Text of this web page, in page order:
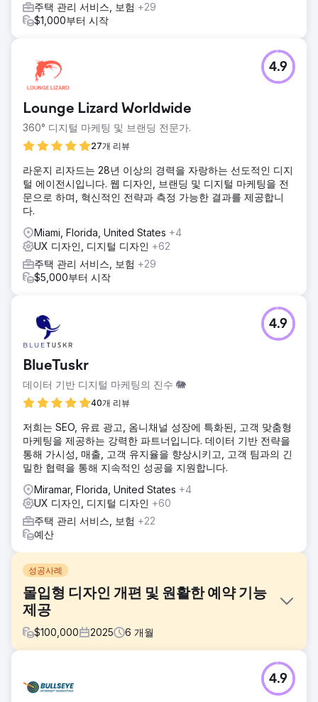
주택 관리 서비스, 보험 +29
$1,000부터 시작
Lounge Lizard Worldwide
360° 디지털 마케팅 및 브랜딩 전문가.
27개 리뷰
4.9
라운지 리자드는 28년 이상의 경력을 자랑하는 선도적인 디지
털 에이전시입니다. 웹 디자인, 브랜딩 및 디지털 마케팅을 전
문으로 하며, 혁신적인 전략과 측정 가능한 결과를 제공합니
다.
Miami, Florida, United States +4
UX 디자인, 디지털 디자인 +62
주택 관리 서비스, 보험 +29
$5,000부터 시작
BlueTuskr
데이터 기반 디지털 마케팅의 진수 🐘
40개 리뷰
4.9
저희는 SEO, 유료 광고, 옴니채널 성장에 특화된, 고객 맞춤형
마케팅을 제공하는 강력한 파트너입니다. 데이터 기반 전략을
통해 가시성, 매출, 고객 유지율을 향상시키고, 고객 팀과의 긴
밀한 협력을 통해 지속적인 성공을 지원합니다.
Miramar, Florida, United States +4
UX 디자인, 디지털 디자인 +60
주택 관리 서비스, 보험 +22
예산
성공사례
몰입형 디자인 개편 및 원활한 예약 기능
제공
$100,000 2025 6 개월
콜로라도 래프팅은 예약이 빠르고 직관적인 현대적이고 몰입
감 있는 웹사이트가 필요했습니다. 기존 웹사이트는 사용자가
4.9